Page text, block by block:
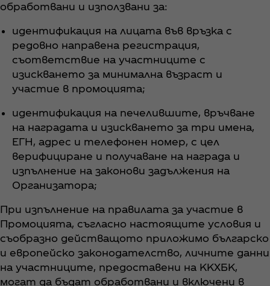
обработвани и използвани за:
идентификация на лицата във връзка с
редовно направена регистрация,
съответствие на участниците с
изискването за минимална възраст и
участие в промоцията;
идентификация на печелившите, връчване
на наградата и изискването за три имена,
ЕГН, адрес и телефонен номер, с цел
верифициране и получаване на награда и
изпълнение на законови задължения на
Организатора;
При изпълнение на правилата за участие в
Промоцията, съгласно настоящите условия и
съобразно действащото приложимо българско
и европейско законодателство, личните данни
на участниците, предоставени на ККХБК,
могат да бъдат обработвани и включени в